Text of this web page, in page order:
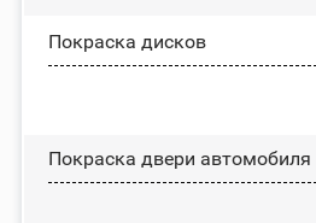
Покраска дисков
Покраска двери автомобиля